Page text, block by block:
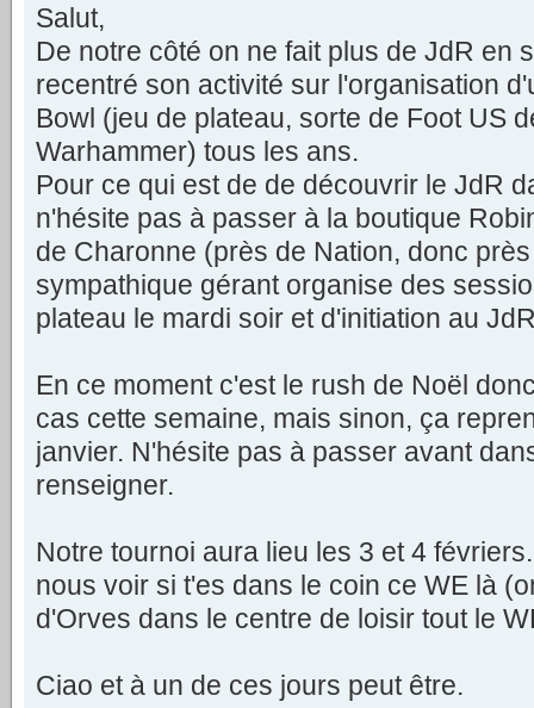
Salut,
De notre côté on ne fait plus de JdR en
recentré son activité sur l'organisation
Bowl (jeu de plateau, sorte de Foot US
Warhammer) tous les ans.
Pour ce qui est de de découvrir le JdR
n'hésite pas à passer à la boutique
de Charonne (près de Nation, donc
sympathique gérant organise des
plateau le mardi soir et d'initiation au
En ce moment c'est le rush de Noël
cas cette semaine, mais sinon, ça
janvier. N'hésite pas à passer avant
renseigner.
Notre tournoi aura lieu les 3 et 4
nous voir si t'es dans le coin ce WE là
d'Orves dans le centre de loisir tout le
Ciao et à un de ces jours peut être.